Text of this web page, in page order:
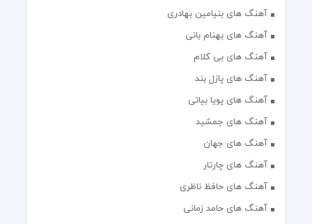
آهنگ های بنیامین بهادری
آهنگ های بهنام بانی
آهنگ های بی کلام
آهنگ های پازل بند
آهنگ های پویا بیاتی
آهنگ های جمشید
آهنگ های جهان
آهنگ های چارتار
آهنگ های حافظ ناظری
آهنگ های حامد زمانی